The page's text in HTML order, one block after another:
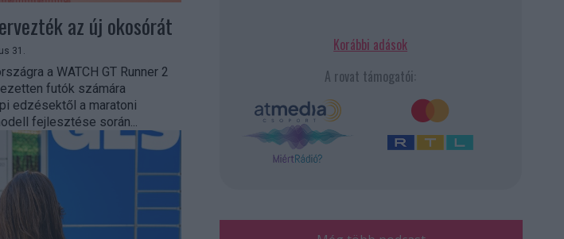
az új okosórát
31.
a WATCH GT Runner 2
futók számára
edzésektől a maratoni
fejlesztése során...
Korábbi adások
A rovat támogatói: